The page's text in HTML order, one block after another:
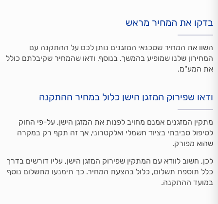
בדקו את המחיר מראש
השוו את המחיר שטכנאי המזגנים נותן לכם על ההתקנה עם
המחירון שלנו שמופיע בהמשך. בנוסף, ודאו שהמחיר שקיבלתם כולל
את המע"מ.
ודאו שפירוק המזגן הישן כלול במחיר ההתקנה
מתקין המזגנים אמנם מחויב לפנות את המזגן הישן, על-פי החוק
לטיפול סביבתי בציוד חשמלי ואלקטרוני, אך זה תקף רק במקרה
שהוא מפורק.
לכן, חשוב לוודא עם המתקין שפירוק המזגן הישן, עליו דורשים בדרך
כלל תוספת תשלום, כלול בהצעת המחיר. כך תימנעו מתשלום נוסף
במועד ההתקנה.